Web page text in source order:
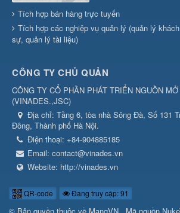
Tích hợp bán hàng trực tuyến
Tích hợp các nghiệp vụ quản lý (quản lý
sự, quản lý tài liệu)
CÔNG TY CHỦ QUẢN
CÔNG TY CỔ PHẦN PHÁT TRIỂN NGUỒN
(VINADES.,JSC)
Địa chỉ: Tầng 6, tòa nhà Sông Đà, Số 131
Đông, Thành phố Hà Nội.
Điện thoại: +84-904885185
Email: contact@vinades.vn
Website: http://vinades.vn
QR-code Đang truy cập: 91